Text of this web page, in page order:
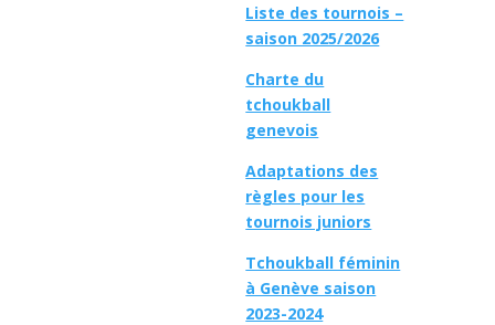
Liste des tournois –
saison 2025/2026
Charte du
tchoukball
genevois
Adaptations des
règles pour les
tournois juniors
Tchoukball féminin
à Genève saison
2023-2024